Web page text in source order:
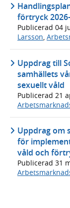
förtryck
Publicerad 04
Larsson,
Uppdrag till
samhällets
sexuellt våld
Publicerad 21
Uppdrag om
för
våld och
Publicerad 31